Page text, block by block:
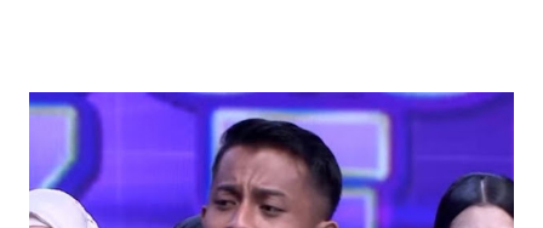
bangsawan/ningrat, berwibawa, berpendidikan. Menurut
cerita leluhur, Cis = keris dari seorang bangsawan/menak
tersebut melayang dan jatuh di blok
pangbadakan/sekarang blok Cimantri sebelah utara Dusun